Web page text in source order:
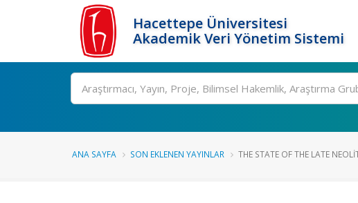
Hacettepe Üniversitesi
Akademik Veri Yönetim Sistemi
Ara
ANA SAYFA SON EKLENEN YAYINLAR THE STATE OF THE LATE